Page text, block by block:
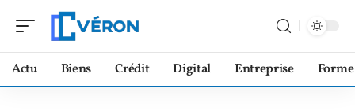
Actu Biens Crédit Digital Entreprise Forme